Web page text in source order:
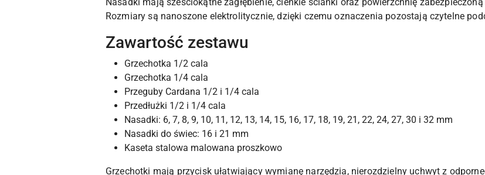
Rozmiary są nanoszone elektrolitycznie, dzięki czemu oznaczenia pozostają czytelne
Zawartość zestawu
Grzechotka 1/2 cala
Grzechotka 1/4 cala
Przeguby Cardana 1/2 i 1/4 cala
Przedłużki 1/2 i 1/4 cala
Nasadki: 6, 7, 8, 9, 10, 11, 12, 13, 14, 15, 16, 17, 18, 19, 21, 22, 24, 27, 30 i 32 mm
Nasadki do świec: 16 i 21 mm
Kaseta stalowa malowana proszkowo
Grzechotki mają przycisk ułatwiający wymianę narzędzia, nierozdzielny uchwyt z